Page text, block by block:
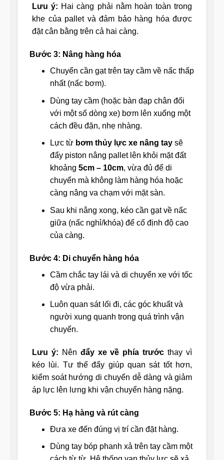
Lưu ý: Hai càng phải nằm hoàn toàn trong
khe của pallet và đảm bảo hàng hóa được
đặt cân bằng trên cả hai càng.
Bước 3: Nâng hàng hóa
Chuyển cần gạt trên tay cầm về nấc thấp
nhất (nấc bơm).
Dùng tay cầm (hoặc bàn đạp chân đối
với một số dòng xe) bơm lên xuống một
cách đều đặn, nhẹ nhàng.
Lực từ bơm thủy lực xe nâng taysẽ
đẩy piston nâng pallet lên khỏi mặt đất
khoảng 5cm – 10cm, vừa đủ để di
chuyển mà không làm hàng hóa hoặc
càng nâng va chạm với mặt sàn.
Sau khi nâng xong, kéo cần gạt về nấc
giữa (nấc nghỉ/khóa) để cố định độ cao
của càng.
Bước 4: Di chuyển hàng hóa
Cầm chắc tay lái và di chuyển xe với tốc
độ vừa phải.
Luôn quan sát lối đi, các góc khuất và
người xung quanh trong quá trình vận
chuyển.
Lưu ý: Nên đẩy xe về phía trước thay vì
kéo lùi. Tư thế đẩy giúp quan sát tốt hơn,
kiểm soát hướng di chuyển dễ dàng và giảm
áp lực lên lưng khi vận chuyển hàng nặng.
Bước 5: Hạ hàng và rút càng
Đưa xe đến đúng vị trí cần đặt hàng.
Dùng tay bóp phanh xả trên tay cầm một